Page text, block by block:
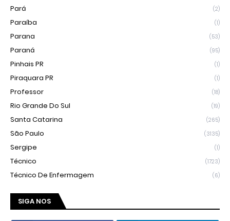
Pará (2)
Paraíba (1)
Parana (53)
Paraná (95)
Pinhais PR (1)
Piraquara PR (1)
Professor (18)
Rio Grande Do Sul (19)
Santa Catarina (265)
São Paulo (3135)
Sergipe (1)
Técnico (1723)
Técnico De Enfermagem (6)
SIGA NOS